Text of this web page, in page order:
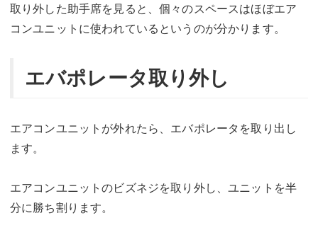
取り外した助手席を見ると、個々のスペースはほぼエア
コンユニットに使われているというのが分かります。
エバポレータ取り外し
エアコンユニットが外れたら、エバポレータを取り出し
ます。
エアコンユニットのビズネジを取り外し、ユニットを半
分に勝ち割ります。